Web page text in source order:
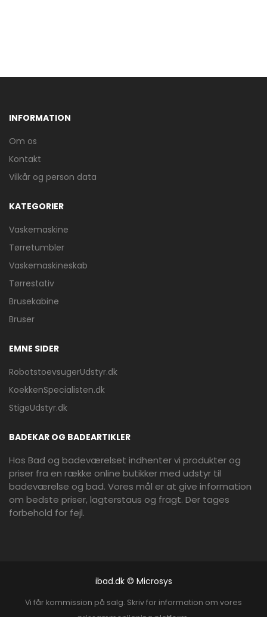
INFORMATION
Om os
Kontakt
Vilkår og person data
KATEGORIER
Vaskemaskine
Tørretumbler
Vaskemaskineskab
Tørrestativ
Brusekabine
Bruser
EMNE SIDER
RobotstoevsugerUdstyr.dk
KoekkenSpecialisten.dk
StigeUdstyr.dk
BADEKAR OG BADEARTIKLER
Hos Bad og badeværelset indhenter vi produkter og
priser fra en række online butikker med udstyr til
badeværelse og bad. Vores mål er at give information
om bedste priser, lagterstaus og fragt. Der tages
forbehold for fejl.
ibad.dk © Microsys
Vi får kommission på salg. Skriv for information om vores